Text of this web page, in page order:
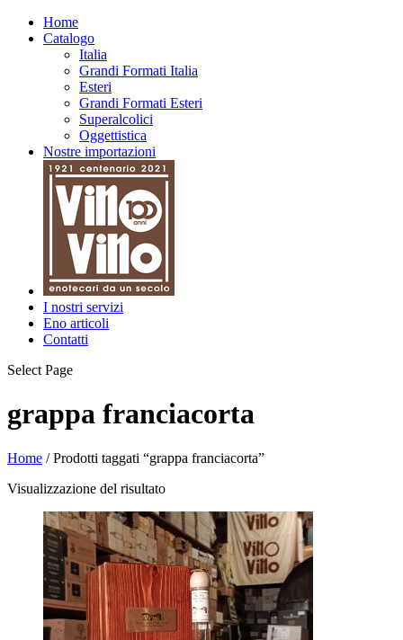
Home
Catalogo
Italia
Grandi Formati Italia
Esteri
Grandi Formati Esteri
Superalcolici
Oggettistica
Nostre importazioni
I nostri servizi
Eno articoli
Contatti
Select Page
grappa franciacorta
Home / Prodotti taggati “grappa franciacorta”
Visualizzazione del risultato